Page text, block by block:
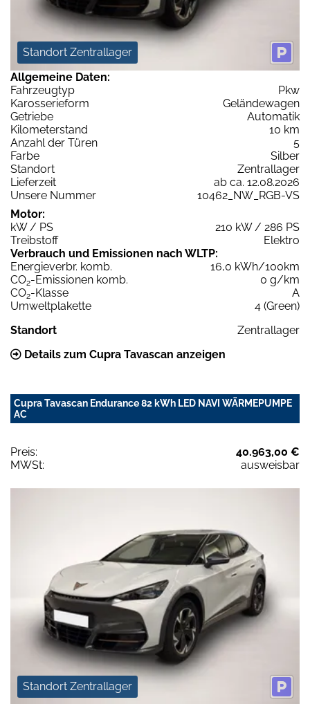
Standort Zentrallager
Allgemeine Daten:
Fahrzeugtyp
Pkw
Karosserieform
Geländewagen
Getriebe
Automatik
Kilometerstand
10 km
Anzahl der Türen
5
Farbe
Silber
Standort
Zentrallager
Lieferzeit
ab ca. 12.08.2026
Unsere Nummer
10462_NW_RGB-VS
Motor:
kW / PS
210 kW / 286 PS
Treibstoff
Elektro
Verbrauch und Emissionen nach WLTP:
Energieverbr. komb.
16,0 kWh/100km
CO2-Emissionen komb.
0 g/km
CO2-Klasse
A
Umweltplakette
4 (Green)
Standort
Zentrallager
Details zum Cupra Tavascan anzeigen
Cupra Tavascan Endurance 82 kWh LED NAVI WÄRMEPUMPE
AC
Preis:
40.963,00 €
MWSt:
ausweisbar
Standort Zentrallager